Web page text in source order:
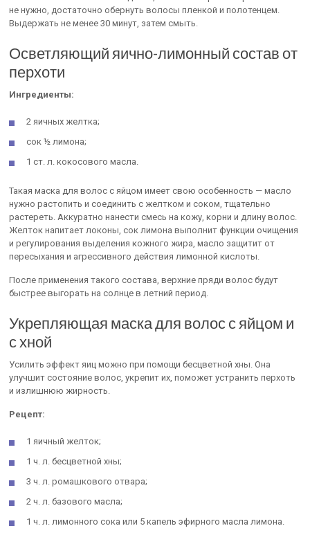
не нужно, достаточно обернуть волосы пленкой и полотенцем.
Выдержать не менее 30 минут, затем смыть.
Осветляющий яично-лимонный состав от
перхоти
Ингредиенты:
2 яичных желтка;
сок ½ лимона;
1 ст. л. кокосового масла.
Такая маска для волос с яйцом имеет свою особенность — масло
нужно растопить и соединить с желтком и соком, тщательно
растереть. Аккуратно нанести смесь на кожу, корни и длину волос.
Желток напитает локоны, сок лимона выполнит функции очищения
и регулирования выделения кожного жира, масло защитит от
пересыхания и агрессивного действия лимонной кислоты.
После применения такого состава, верхние пряди волос будут
быстрее выгорать на солнце в летний период.
Укрепляющая маска для волос с яйцом и
с хной
Усилить эффект яиц можно при помощи бесцветной хны. Она
улучшит состояние волос, укрепит их, поможет устранить перхоть
и излишнюю жирность.
Рецепт:
1 яичный желток;
1 ч. л. бесцветной хны;
3 ч. л. ромашкового отвара;
2 ч. л. базового масла;
1 ч. л. лимонного сока или 5 капель эфирного масла лимона.